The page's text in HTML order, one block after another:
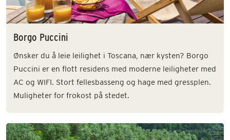
Borgo Puccini
Ønsker du å leie leilighet i Toscana, nær kysten? Borgo
Puccini er en flott residens med moderne leiligheter med
AC og WIFI. Stort fellesbasseng og hage med gressplen.
Muligheter for frokost på stedet.